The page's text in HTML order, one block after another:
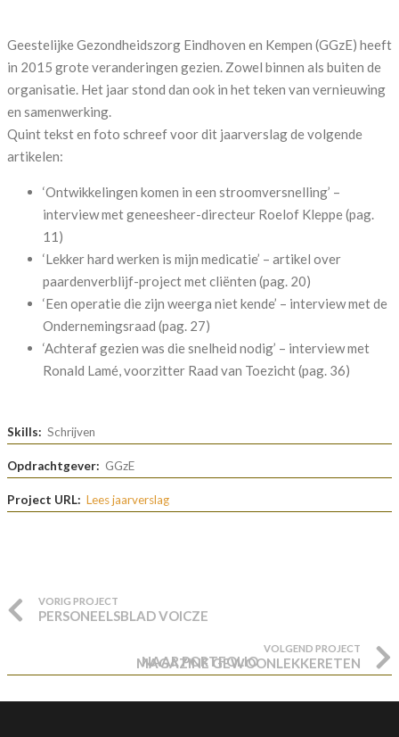
Geestelijke Gezondheidszorg Eindhoven en Kempen (GGzE) heeft
in 2015 grote veranderingen gezien. Zowel binnen als buiten de
organisatie. Het jaar stond dan ook in het teken van vernieuwing
en samenwerking.
Quint tekst en foto schreef voor dit jaarverslag de volgende
artikelen:
‘Ontwikkelingen komen in een stroomversnelling’ –
interview met geneesheer-directeur Roelof Kleppe (pag.
11)
‘Lekker hard werken is mijn medicatie’ – artikel over
paardenverblijf-project met cliënten (pag. 20)
‘Een operatie die zijn weerga niet kende’ – interview met de
Ondernemingsraad (pag. 27)
‘Achteraf gezien was die snelheid nodig’ – interview met
Ronald Lamé, voorzitter Raad van Toezicht (pag. 36)
Skills: Schrijven
Opdrachtgever: GGzE
Project URL: Lees jaarverslag
VORIG PROJECT
PERSONEELSBLAD VOICZE
VOLGEND PROJECT
MAGAZINE GEWOONLEKKERETEN
NAAR PORTFOLIO